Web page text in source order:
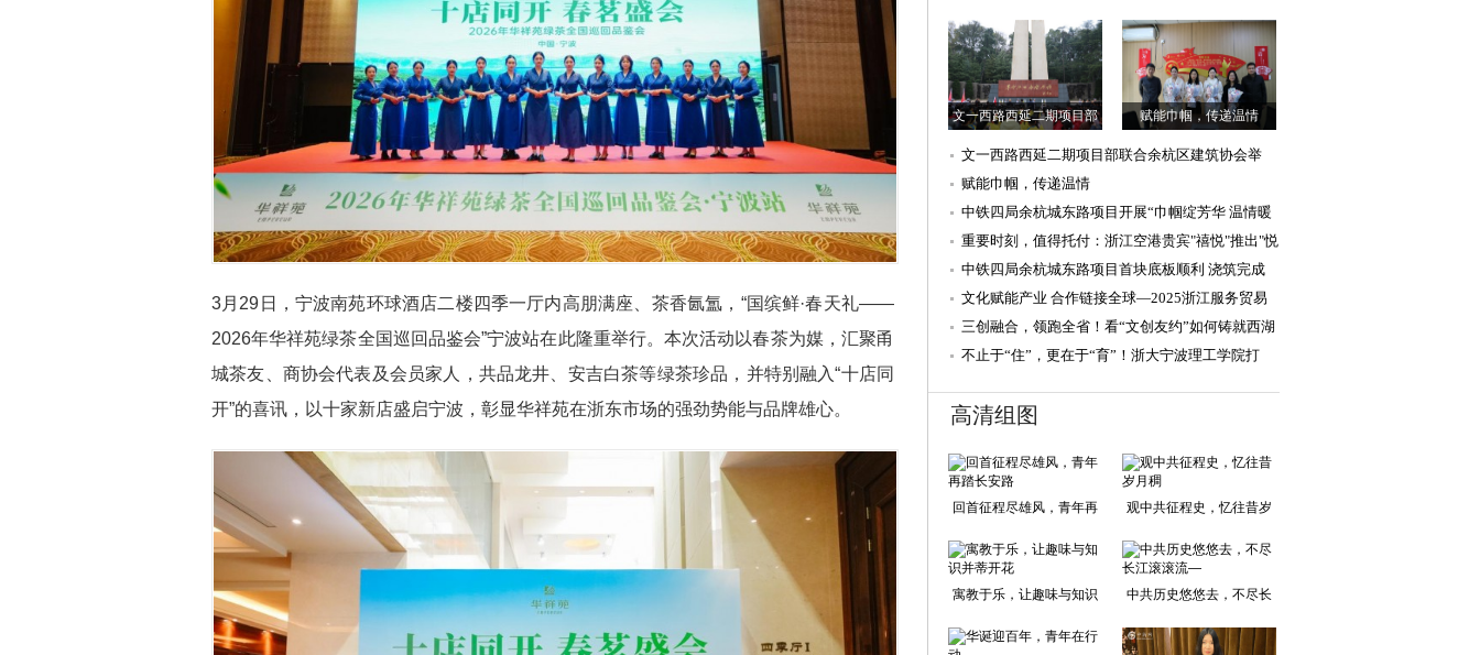
3月29日，宁波南苑环球酒店二楼四季一厅内高朋满座、茶香氤氲，“国缤鲜·春天礼——
2026年华祥苑绿茶全国巡回品鉴会”宁波站在此隆重举行。本次活动以春茶为媒，汇聚甬
城茶友、商协会代表及会员家人，共品龙井、安吉白茶等绿茶珍品，并特别融入“十店同
开”的喜讯，以十家新店盛启宁波，彰显华祥苑在浙东市场的强劲势能与品牌雄心。
文一西路西延二期项目部
赋能巾帼，传递温情
文一西路西延二期项目部联合余杭区建筑协会举
行“传承新四军精
赋能巾帼，传递温情
中铁四局余杭城东路项目开展“巾帼绽芳华 温情暖
三月”主题活动
重要时刻，值得托付：浙江空港贵宾"禧悦"推出"悦
速达"，助旅客
中铁四局余杭城东路项目首块底板顺利 浇筑完成
文化赋能产业 合作链接全球—2025浙江服务贸易
（新加坡）影视展
三创融合，领跑全省！看“文创友约”如何铸就西湖
文化硬实力
不止于“住”，更在于“育”！浙大宁波理工学院打
高清组图
回首征程尽雄风，青年再
踏长安路
观中共征程史，忆往昔岁
月稠
寓教于乐，让趣味与知识
并蒂开花
中共历史悠悠去，不尽长
江滚滚流—